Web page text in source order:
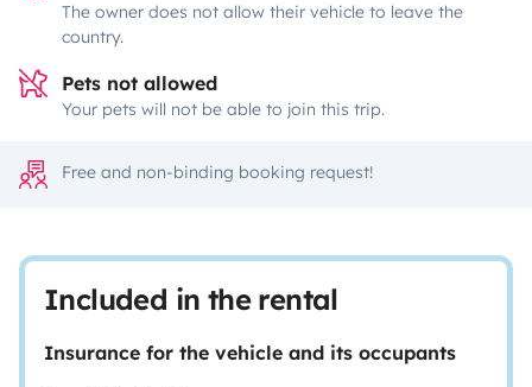
The owner does not allow their vehicle to leave the
country.
Pets not allowed
Your pets will not be able to join this trip.
Free and non-binding booking request!
Included in the rental
Insurance for the vehicle and its occupants